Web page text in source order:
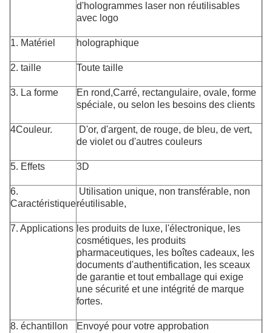
d'hologrammes laser non réutilisables
avec logo
1. Matériel holographique
2. taille Toute taille
3. La forme En rond,Carré, rectangulaire, ovale, forme
spéciale, ou selon les besoins des clients
4Couleur.
D'or, d'argent, de rouge, de bleu, de vert,
de violet ou d'autres couleurs
5. Effets 3D
6.
Caractéristique
Utilisation unique, non transférable, non
réutilisable,
7. Applications les produits de luxe, l'électronique, les
cosmétiques, les produits
pharmaceutiques, les boîtes cadeaux, les
documents d'authentification, les sceaux
de garantie et tout emballage qui exige
une sécurité et une intégrité de marque
fortes.
8. échantillon Envoyé pour votre approbation